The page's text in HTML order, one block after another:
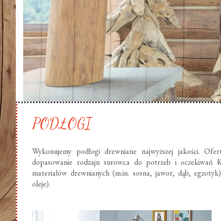
PODŁOGI
Wykonujemy podłogi drewniane najwyższej jakości.
dopasowanie rodzaju surowca do potrzeb i oczekiwań
materiałów drewnianych (m.in. sosna, jawor, dąb,
oleje).